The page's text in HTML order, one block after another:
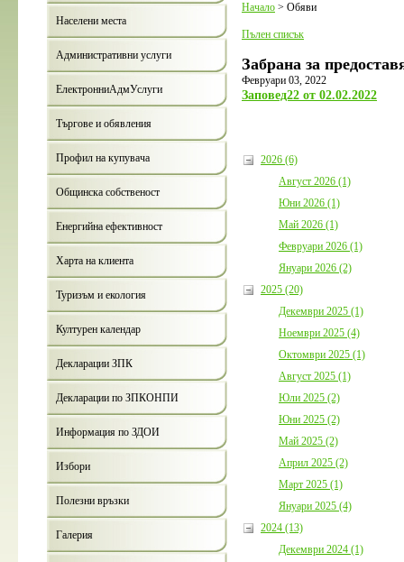
Населени места
Административни услуги
ЕлектронниАдмУслуги
Търгове и обявления
Профил на купувача
Общинска собственост
Енергийна ефективност
Харта на клиента
Туризъм и екология
Културен календар
Декларации ЗПК
Декларации по ЗПКОНПИ
Информация по ЗДОИ
Избори
Полезни връзки
Галерия
Начало > Обяви
Пълен списък
Забрана за
Февруари 03, 2022
Заповед22 от 02.02.2022
2026 (6)
Август 2026 (1)
Юни 2026 (1)
Май 2026 (1)
Февруари 2026 (1)
Януари 2026 (2)
2025 (20)
Декември 2025 (1)
Ноември 2025 (4)
Октомври 2025 (1)
Август 2025 (1)
Юли 2025 (2)
Юни 2025 (2)
Май 2025 (2)
Април 2025 (2)
Март 2025 (1)
Януари 2025 (4)
2024 (13)
Декември 2024 (1)